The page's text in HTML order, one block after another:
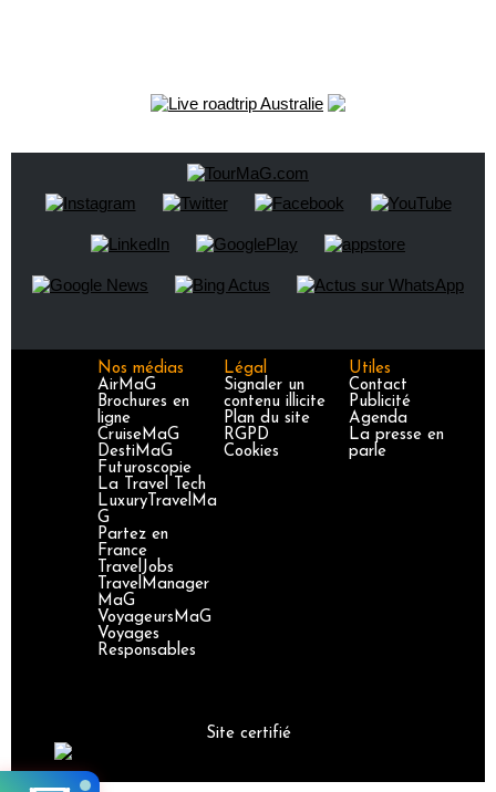
Nos médias
AirMaG
Brochures en
ligne
CruiseMaG
DestiMaG
Futuroscopie
La Travel Tech
LuxuryTravelMa
G
Partez en
France
TravelJobs
TravelManager
MaG
VoyageursMaG
Voyages
Responsables
Légal
Signaler un
contenu illicite
Plan du site
RGPD
Cookies
Utiles
Contact
Publicité
Agenda
La presse en
parle
Site certifié